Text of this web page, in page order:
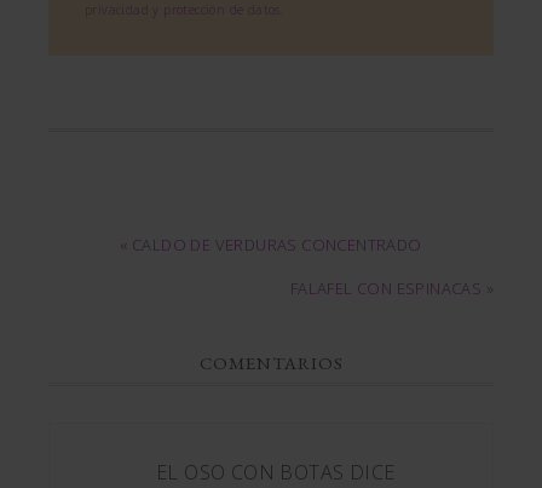
privacidad y protección de datos
« CALDO DE VERDURAS CONCENTRADO
FALAFEL CON ESPINACAS »
COMENTARIOS
EL OSO CON BOTAS DICE